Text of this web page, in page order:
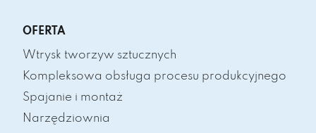
OFERTA
Wtrysk tworzyw sztucznych
Kompleksowa obsługa procesu produkcyjnego
Spajanie i montaż
Narzędziownia